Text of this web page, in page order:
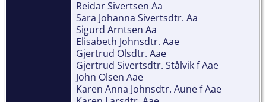
Reidar Sivertsen Aa
Sara Johanna Sivertsdtr. Aa
Sigurd Arntsen Aa
Elisabeth Johnsdtr. Aae
Gjertrud Olsdtr. Aae
Gjertrud Sivertsdtr. Stålvik f Aae
John Olsen Aae
Karen Anna Johnsdtr. Aune f Aae